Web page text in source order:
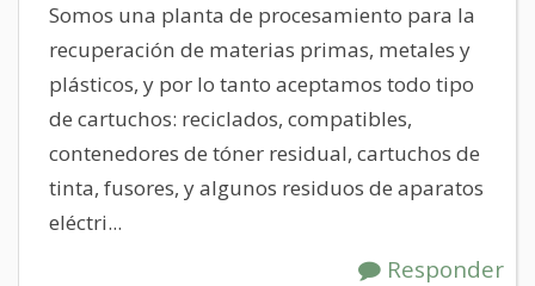
Somos una planta de procesamiento para la
recuperación de materias primas, metales y
plásticos, y por lo tanto aceptamos todo tipo
de cartuchos: reciclados, compatibles,
contenedores de tóner residual, cartuchos de
tinta, fusores, y algunos residuos de aparatos
eléctri...
Responder